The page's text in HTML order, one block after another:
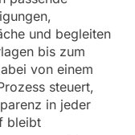
und begleiten
bis zum
von einem
steuert,
in jeder
bleibt